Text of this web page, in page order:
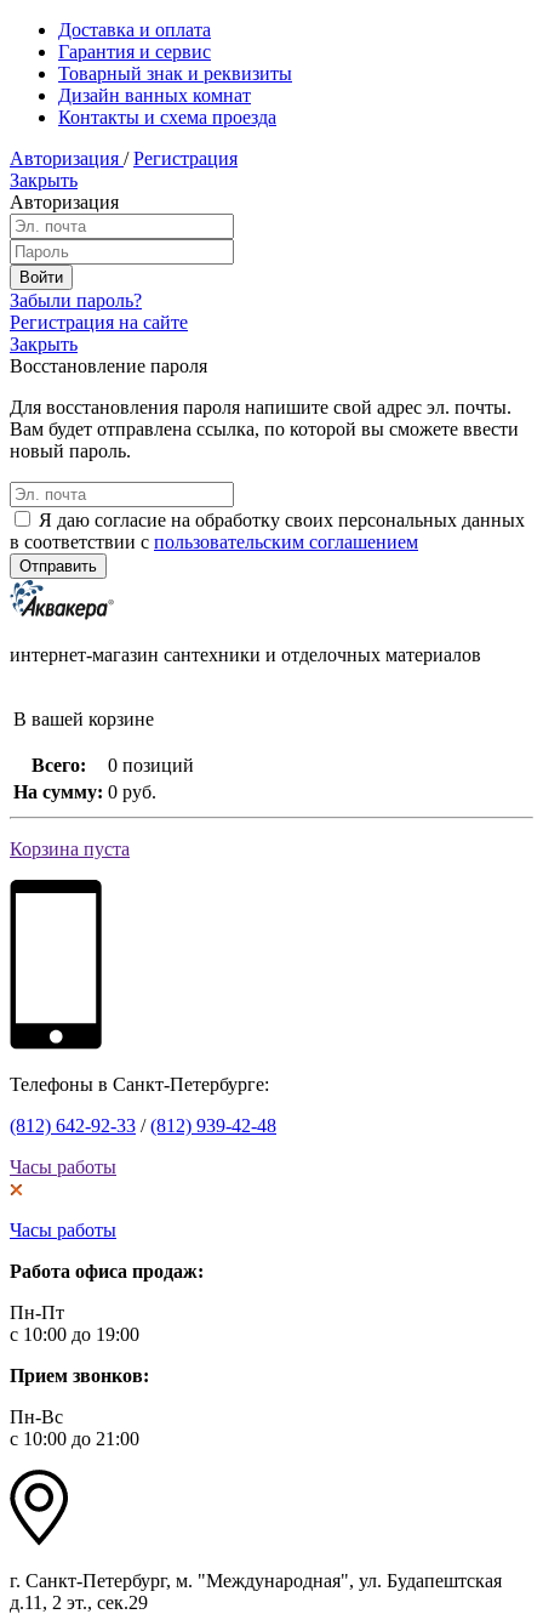
Доставка и оплата
Гарантия и сервис
Товарный знак и реквизиты
Дизайн ванных комнат
Контакты и схема проезда
Авторизация / Регистрация
Закрыть
Авторизация
Забыли пароль?
Регистрация на сайте
Закрыть
Восстановление пароля
Для восстановления пароля напишите свой адрес эл. почты.
Вам будет отправлена ссылка, по которой вы сможете ввести
новый пароль.
Я даю согласие на обработку своих персональных данных
в соответствии с пользовательским соглашением
интернет-магазин сантехники и отделочных материалов
В вашей корзине
Всего:
0 позиций
На сумму: 0 руб.
Корзина пуста
Телефоны в Санкт-Петербурге:
(812) 642-92-33 /(812) 939-42-48
Часы работы
Часы работы
Работа офиса продаж:
Пн-Пт
с 10:00 до 19:00
Прием звонков:
Пн-Вс
с 10:00 до 21:00
г. Санкт-Петербург, м. "Международная", ул. Будапештская
д.11, 2 эт., сек.29